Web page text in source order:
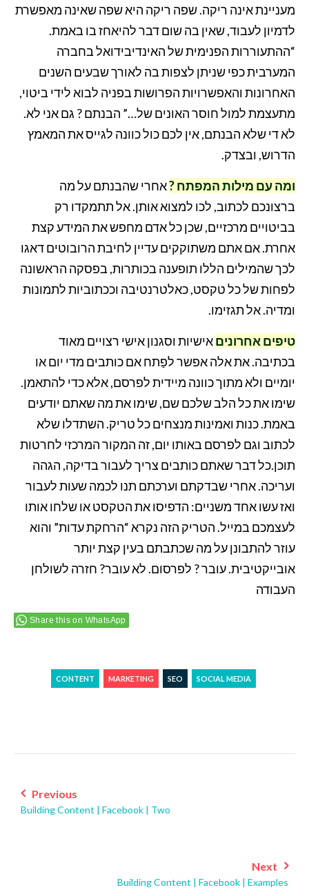
מעניינת אינה ריקה. שפה ריקה היא שפה שאינה מאפשרת
לדמיון לעבוד, שאין בה שום דבר להיאחז בו באמת.
“ההתעוררות הפנימית של האינדיבידואל בחברה
המערבית כפי שניתן לצפות בה לאורך שבעים השנים
האחרונות והאפשרויות הפרושות בפניה לבוא לידי ביטוי,
מתעצמת למול חוסר האונים של…” הבנתם ? גם אני לא.
לא די שלא הבנתם, אין לכם כול כוונה לגייס את המאמץ
הדרוש, ובצדק.
ומה עם מילות המפתח ?אחרי שהבנתם על מה
ברצונכם לכתוב, לכו למצוא אותן. אל תתמקדו רק
בביטויים מרכזיים, שכן כל אדם מחפש את המידע קצת
אחרת. אם אתם משתוקקים עדיין לחיבת הרובוטים דאגו
לכך שהמילים הללו תופענה בכותרות, בפסקה הראשונה
לפחות של כל טקסט, כאלטרנטיבה וככתוביות לתמונות
ומדיה. אל תגזימו.
טיפים אחרוניםאישיות וסגנון אישי רצויים מאוד
בכתיבה. את אלה אפשר לפַתח אם כותבים מדי יום או
יומיים ולא מתוך כוונה מיידית לפרסם, אלא כדי להתאמן.
שימו את כל הלב שלכם שם, שימו את מה שאתם יודעים
באמת. כנות ואמינות מנצחים כל טריק. השתדלו שלא
לכתוב וגם לפרסם באותו יום, זה המקור המרכזי לחרטות
תוכן.כל דבר שאתם כותבים צריך לעבור בדיקה, הגהה
ועריכה. אחרי שבדקתם וערכתם תנו לכמה שעות לעבור
ואז עשו אחד משניים: הדפיסו את הטקסט או שלחו אותו
לעצמכם במייל. הטריק הזה נקרא “הרחקת עדות” והוא
עוזר להתבונן על מה שכתבתם בעין קצת יותר
אובייקטיבית. עובר ? לפרסום. לא עובר? חזרה לשולחן
העבודה
Share this on WhatsApp
CONTENT MARKETING SEO SOCIAL MEDIA
Previous
Building Content | Facebook | Two
Next
Building Content | Facebook | Examples